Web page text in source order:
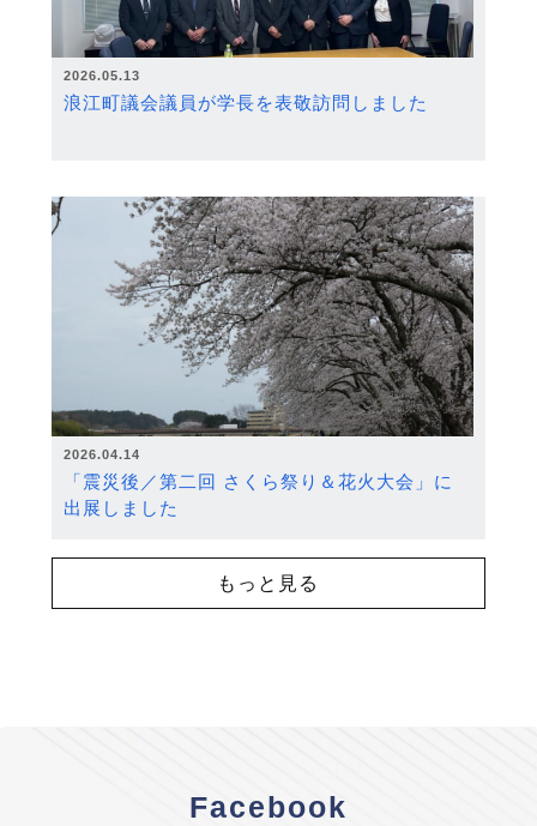
2026.05.13
浪江町議会議員が学長を表敬訪問しました
2026.04.14
「震災後／第二回 さくら祭り＆花火大会」に
出展しました
もっと見る
Facebook